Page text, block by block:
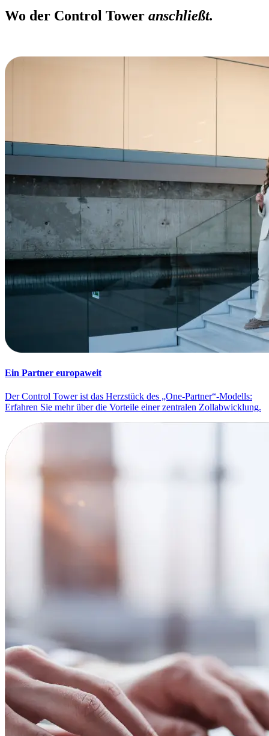
Wo der Control Tower anschließt.
Ein Partner europaweit
Der Control Tower ist das Herzstück des „One-Partner“-Modells:
Erfahren Sie mehr über die Vorteile einer zentralen Zollabwicklung.